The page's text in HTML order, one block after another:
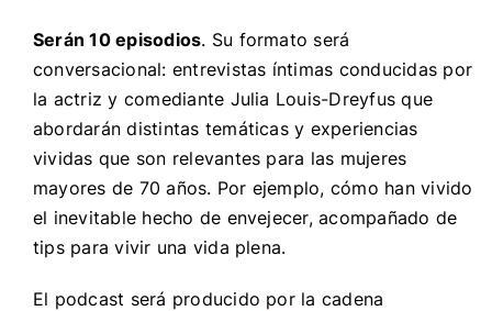
Serán 10 episodios. Su formato será
conversacional: entrevistas íntimas conducidas por
la actriz y comediante Julia Louis-Dreyfus que
abordarán distintas temáticas y experiencias
vividas que son relevantes para las mujeres
mayores de 70 años. Por ejemplo, cómo han vivido
el inevitable hecho de envejecer, acompañado de
tips para vivir una vida plena.
El podcast será producido por la cadena